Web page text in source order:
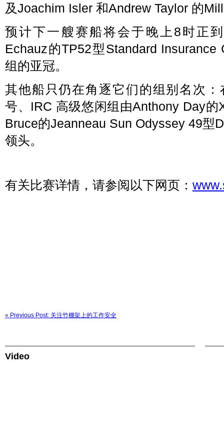
及Joachim Isler 和Andrew Taylor 的
预计下一艘赛船将会于晚上8时正
Echauz的TP52型Standard
组的亚冠。
其他船只仍在角逐它们的组别名次
号、IRC 高级悠闲组由Anthony Day
Bruce的Jeanneau Sun Odyssey 49型
领头。
有关比赛详情，请参阅以下网页：
« Previous Post: 关注竹棚架上的工作安全
Video